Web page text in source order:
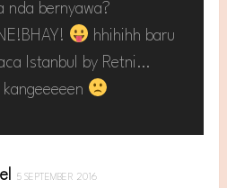
nda bernyawa?
hhihihh baru
Istanbul by Retni…
kangeeeeen
5 SEPTEMBER 2016